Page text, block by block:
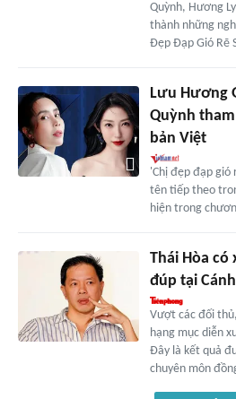
Quỳnh, Hương
thành những
Đẹp Đạp Gió Rẽ
Lưu Hương
Quỳnh
bản Việt
'Chị đẹp đạp gió
tên tiếp theo
hiện trong
Thái Hòa có
đúp tại
Vượt các đối
hạng mục diễn
Đây là kết quả
chuyên môn